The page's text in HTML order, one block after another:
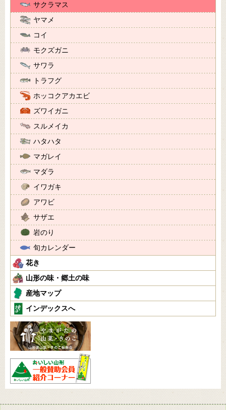
サクラマス
ヤマメ
コイ
モクズガニ
サワラ
トラフグ
ホッコクアカエビ
ズワイガニ
スルメイカ
ハタハタ
マガレイ
マダラ
イワガキ
アワビ
サザエ
岩のり
旬カレンダー
花き
山形の味・郷土の味
産地マップ
インデックスへ